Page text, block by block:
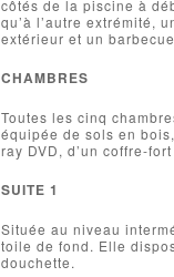
côtés de la piscine à
qu’à l’autre extrémité,
extérieur et un
CHAMBRES
Toutes les cinq
équipée de sols en
ray DVD, d’un coffre-
SUITE 1
Située au niveau
toile de fond. Elle
douchette.